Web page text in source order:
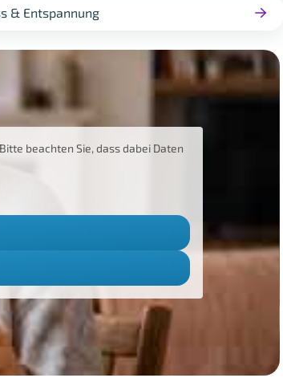
& Entspannung
beachten Sie, dass dabei Daten